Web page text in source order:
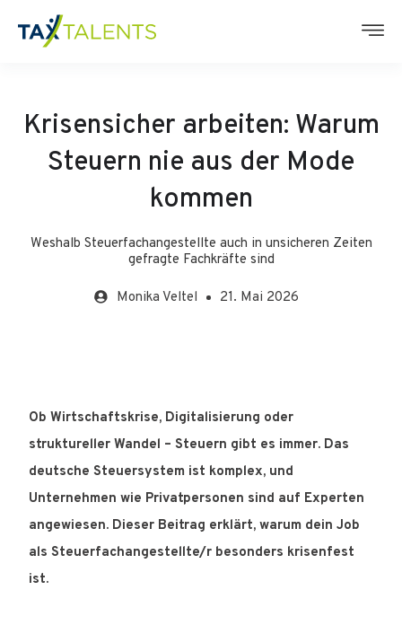
Krisensicher arbeiten: Warum
Steuern nie aus der Mode
kommen
Weshalb Steuerfachangestellte auch in unsicheren Zeiten
gefragte Fachkräfte sind
Monika Veltel 21. Mai 2026
Ob Wirtschaftskrise, Digitalisierung oder
struktureller Wandel – Steuern gibt es immer. Das
deutsche Steuersystem ist komplex, und
Unternehmen wie Privatpersonen sind auf Experten
angewiesen. Dieser Beitrag erklärt, warum dein Job
als Steuerfachangestellte/r besonders krisenfest
ist.